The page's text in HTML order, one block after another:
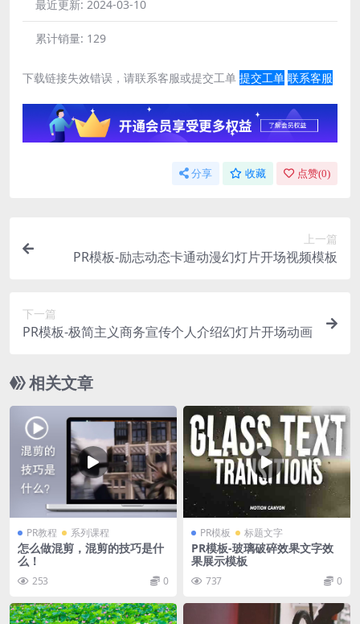
最近更新: 2024-03-10
累计销量: 129
下载链接失效错误，请联系客服或提交工单 提交工单 联系客服
分享 收藏 点赞(0)
上一篇
PR模板-励志动态卡通动漫幻灯片开场视频模板
下一篇
PR模板-极简主义商务宣传个人介绍幻灯片开场动画
相关文章
PR教程 系列课程
怎么做混剪，混剪的技巧是什
么！
253 0
PR模板 标题文字
PR模板-玻璃破碎效果文字效
果展示模板
737 0